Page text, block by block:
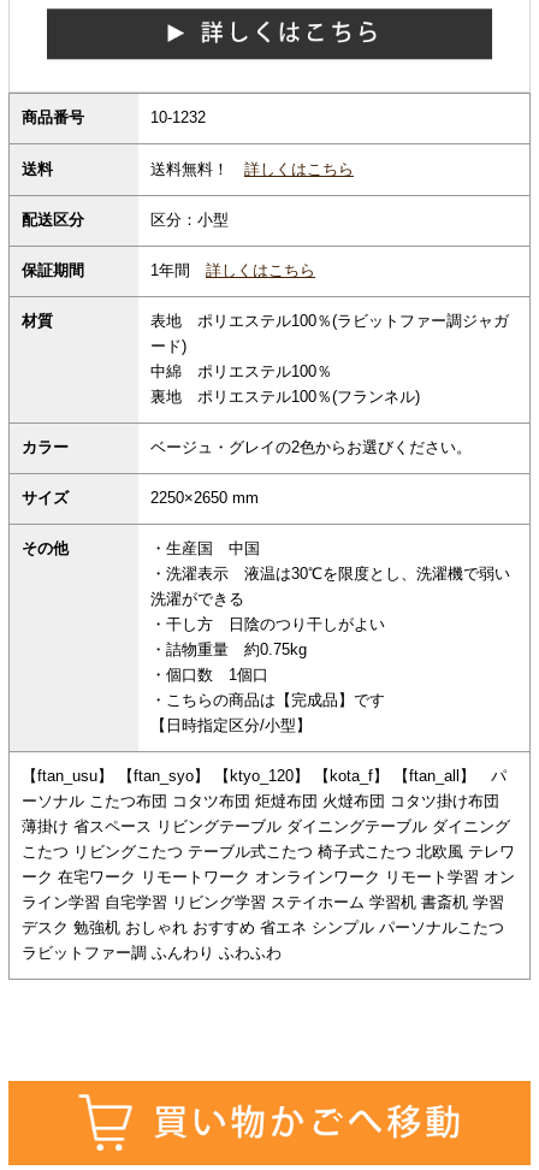
商品番号 10-1232
送料 送料無料！ 詳しくはこちら
配送区分 区分：小型
保証期間 1年間 詳しくはこちら
材質
表地 ポリエステル100％(ラビットファー調ジャガ
ード)
中綿 ポリエステル100％
裏地 ポリエステル100％(フランネル)
カラー ベージュ・グレイの2色からお選びください。
サイズ 2250×2650 mm
その他
・生産国 中国
・洗濯表示 液温は30℃を限度とし、洗濯機で弱い
洗濯ができる
・干し方 日陰のつり干しがよい
・詰物重量 約0.75kg
・個口数 1個口
・こちらの商品は【完成品】です
【日時指定区分/小型】
【ftan_usu】 【ftan_syo】 【ktyo_120】 【kota_f】 【ftan_all】 パ
ーソナル こたつ布団 コタツ布団 炬燵布団 火燵布団 コタツ掛け布団
薄掛け 省スペース リビングテーブル ダイニングテーブル ダイニング
こたつ リビングこたつ テーブル式こたつ 椅子式こたつ 北欧風 テレワ
ーク 在宅ワーク リモートワーク オンラインワーク リモート学習 オン
ライン学習 自宅学習 リビング学習 ステイホーム 学習机 書斎机 学習
デスク 勉強机 おしゃれ おすすめ 省エネ シンプル パーソナルこたつ
ラビットファー調 ふんわり ふわふわ